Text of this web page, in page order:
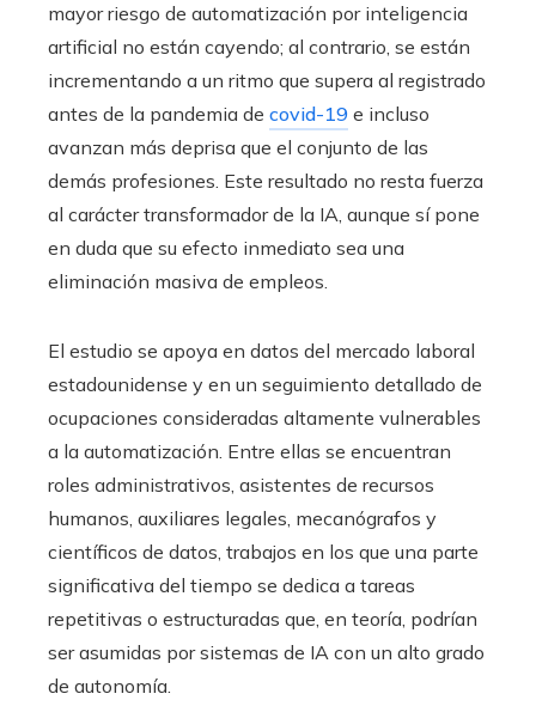
mayor riesgo de automatización por inteligencia
artificial no están cayendo; al contrario, se están
incrementando a un ritmo que supera al registrado
antes de la pandemia de covid-19 e incluso
avanzan más deprisa que el conjunto de las
demás profesiones. Este resultado no resta fuerza
al carácter transformador de la IA, aunque sí pone
en duda que su efecto inmediato sea una
eliminación masiva de empleos.
El estudio se apoya en datos del mercado laboral
estadounidense y en un seguimiento detallado de
ocupaciones consideradas altamente vulnerables
a la automatización. Entre ellas se encuentran
roles administrativos, asistentes de recursos
humanos, auxiliares legales, mecanógrafos y
científicos de datos, trabajos en los que una parte
significativa del tiempo se dedica a tareas
repetitivas o estructuradas que, en teoría, podrían
ser asumidas por sistemas de IA con un alto grado
de autonomía.